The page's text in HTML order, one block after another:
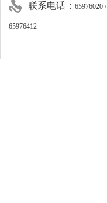
联系电话： 65976020 /
65976412